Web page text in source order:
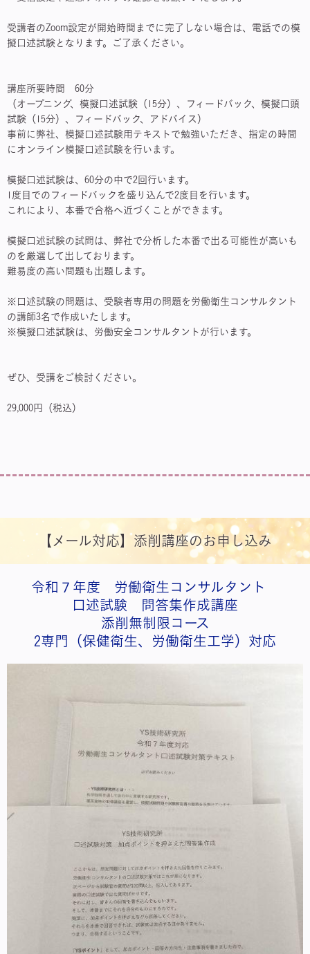
受講者のZoom設定が開始時間までに完了しない場合は、電話での模
擬口述試験となります。ご了承ください。
講座所要時間 60分
（オープニング、模擬口述試験（15分）、フィードバック、模擬口頭
試験（15分）、フィードバック、アドバイス）
事前に弊社、模擬口述試験用テキストで勉強いただき、指定の時間
にオンライン模擬口述試験を行います。
模擬口述試験は、60分の中で2回行います。
1度目でのフィードバックを盛り込んで2度目を行います。
これにより、本番で合格へ近づくことができます。
模擬口述試験の試問は、弊社で分析した本番で出る可能性が高いも
のを厳選して出しております。
難易度の高い問題も出題します。
※口述試験の問題は、受験者専用の問題を労働衛生コンサルタント
の講師3名で作成いたします。
※模擬口述試験は、労働安全コンサルタントが行います。
ぜひ、受講をご検討ください。
29,000円（税込）
【メール対応】添削講座のお申し込み
令和７年度 労働衛生コンサルタント
口述試験 問答集作成講座
添削無制限コース
2専門（保健衛生、労働衛生工学）対応